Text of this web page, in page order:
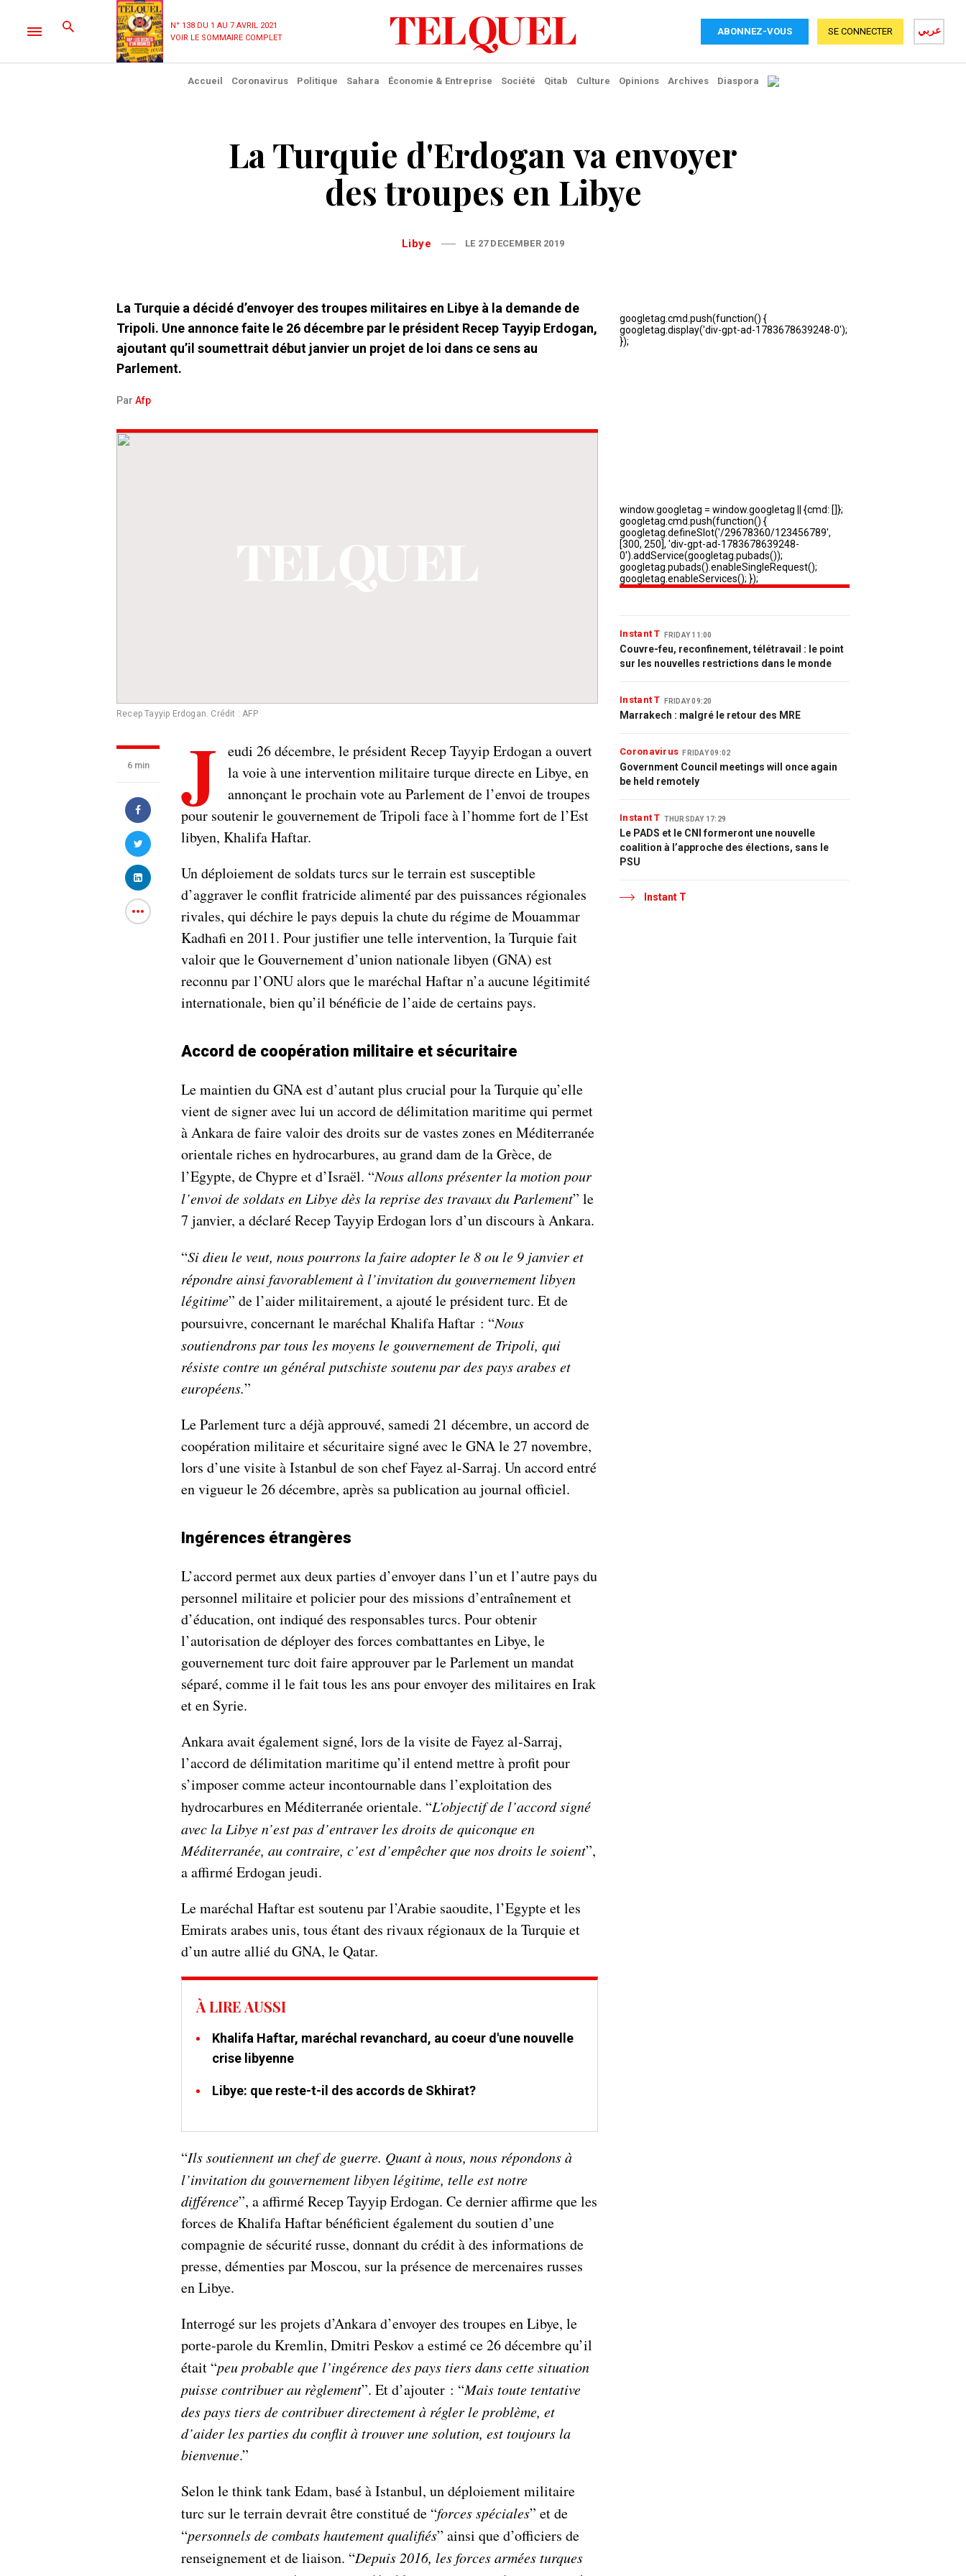
N° 138 DU 1 AU 7 AVRIL 2021
VOIR LE SOMMAIRE COMPLET
ABONNEZ-VOUS عربي SE CONNECTER
Accueil Coronavirus Politique Sahara Économie & Entreprise Société Qitab Culture Opinions Archives Diaspora
La Turquie d'Erdogan va envoyer
des troupes en Libye
Libye LE 27 DECEMBER 2019
La Turquie a décidé d’envoyer des troupes militaires en Libye à la demande de
Tripoli. Une annonce faite le 26 décembre par le président Recep Tayyip Erdogan,
ajoutant qu’il soumettrait début janvier un projet de loi dans ce sens au
Parlement.
Par Afp
Recep Tayyip Erdogan. Crédit : AFP
6 min J
eudi 26 décembre, le président Recep Tayyip Erdogan a ouvert
la voie à une intervention militaire turque directe en Libye, en
annonçant le prochain vote au Parlement de l’envoi de troupes
pour soutenir le gouvernement de Tripoli face à l’homme fort de l’Est
libyen, Khalifa Haftar.
Un déploiement de soldats turcs sur le terrain est susceptible
d’aggraver le conflit fratricide alimenté par des puissances régionales
rivales, qui déchire le pays depuis la chute du régime de Mouammar
Kadhafi en 2011. Pour justifier une telle intervention, la Turquie fait
valoir que le Gouvernement d’union nationale libyen (GNA) est
reconnu par l’ONU alors que le maréchal Haftar n’a aucune légitimité
internationale, bien qu’il bénéficie de l’aide de certains pays.
Accord de coopération militaire et sécuritaire
Le maintien du GNA est d’autant plus crucial pour la Turquie qu’elle
vient de signer avec lui un accord de délimitation maritime qui permet
à Ankara de faire valoir des droits sur de vastes zones en Méditerranée
orientale riches en hydrocarbures, au grand dam de la Grèce, de
l’Egypte, de Chypre et d’Israël. “Nous allons présenter la motion pour
l’envoi de soldats en Libye dès la reprise des travaux du Parlement” le
7 janvier, a déclaré Recep Tayyip Erdogan lors d’un discours à Ankara.
“Si dieu le veut, nous pourrons la faire adopter le 8 ou le 9 janvier et
répondre ainsi favorablement à l’invitation du gouvernement libyen
légitime” de l’aider militairement, a ajouté le président turc. Et de
poursuivre, concernant le maréchal Khalifa Haftar : “Nous
soutiendrons par tous les moyens le gouvernement de Tripoli, qui
résiste contre un général putschiste soutenu par des pays arabes et
européens.”
Le Parlement turc a déjà approuvé, samedi 21 décembre, un accord de
coopération militaire et sécuritaire signé avec le GNA le 27 novembre,
lors d’une visite à Istanbul de son chef Fayez al-Sarraj. Un accord entré
en vigueur le 26 décembre, après sa publication au journal officiel.
Ingérences étrangères
L’accord permet aux deux parties d’envoyer dans l’un et l’autre pays du
personnel militaire et policier pour des missions d’entraînement et
d’éducation, ont indiqué des responsables turcs. Pour obtenir
l’autorisation de déployer des forces combattantes en Libye, le
gouvernement turc doit faire approuver par le Parlement un mandat
séparé, comme il le fait tous les ans pour envoyer des militaires en Irak
et en Syrie.
Ankara avait également signé, lors de la visite de Fayez al-Sarraj,
l’accord de délimitation maritime qu’il entend mettre à profit pour
s’imposer comme acteur incontournable dans l’exploitation des
hydrocarbures en Méditerranée orientale. “L’objectif de l’accord signé
avec la Libye n’est pas d’entraver les droits de quiconque en
Méditerranée, au contraire, c’est d’empêcher que nos droits le soient”,
a affirmé Erdogan jeudi.
Le maréchal Haftar est soutenu par l’Arabie saoudite, l’Egypte et les
Emirats arabes unis, tous étant des rivaux régionaux de la Turquie et
d’un autre allié du GNA, le Qatar.
À LIRE AUSSI
Khalifa Haftar, maréchal revanchard, au coeur d'une nouvelle
crise libyenne
Libye: que reste-t-il des accords de Skhirat?
“Ils soutiennent un chef de guerre. Quant à nous, nous répondons à
l’invitation du gouvernement libyen légitime, telle est notre
différence”, a affirmé Recep Tayyip Erdogan. Ce dernier affirme que les
forces de Khalifa Haftar bénéficient également du soutien d’une
compagnie de sécurité russe, donnant du crédit à des informations de
presse, démenties par Moscou, sur la présence de mercenaires russes
en Libye.
Interrogé sur les projets d’Ankara d’envoyer des troupes en Libye, le
porte-parole du Kremlin, Dmitri Peskov a estimé ce 26 décembre qu’il
était “peu probable que l’ingérence des pays tiers dans cette situation
puisse contribuer au règlement”. Et d’ajouter : “Mais toute tentative
des pays tiers de contribuer directement à régler le problème, et
d’aider les parties du conflit à trouver une solution, est toujours la
bienvenue.”
Selon le think tank Edam, basé à Istanbul, un déploiement militaire
turc sur le terrain devrait être constitué de “forces spéciales” et de
“personnels de combats hautement qualifiés” ainsi que d’officiers de
renseignement et de liaison. “Depuis 2016, les forces armées turques
Instant T FRIDAY 11:00
Couvre-feu, reconfinement, télétravail : le point
sur les nouvelles restrictions dans le monde
Instant T FRIDAY 09:20
Marrakech : malgré le retour des MRE
Coronavirus FRIDAY 09:02
Government Council meetings will once again
be held remotely
Instant T THURSDAY 17:29
Le PADS et le CNI formeront une nouvelle
coalition à l’approche des élections, sans le
PSU
Instant T